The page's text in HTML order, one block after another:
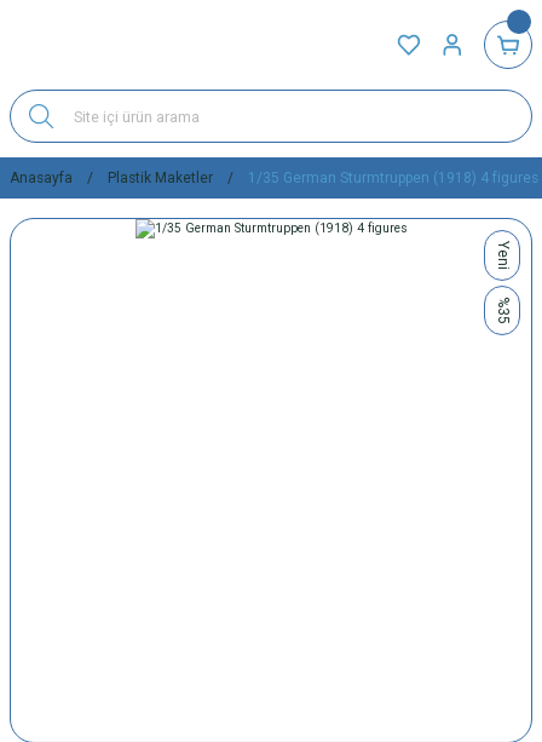
Anasayfa Plastik Maketler 1/35 German Sturmtruppen (1918) 4 figures
Yeni
%35